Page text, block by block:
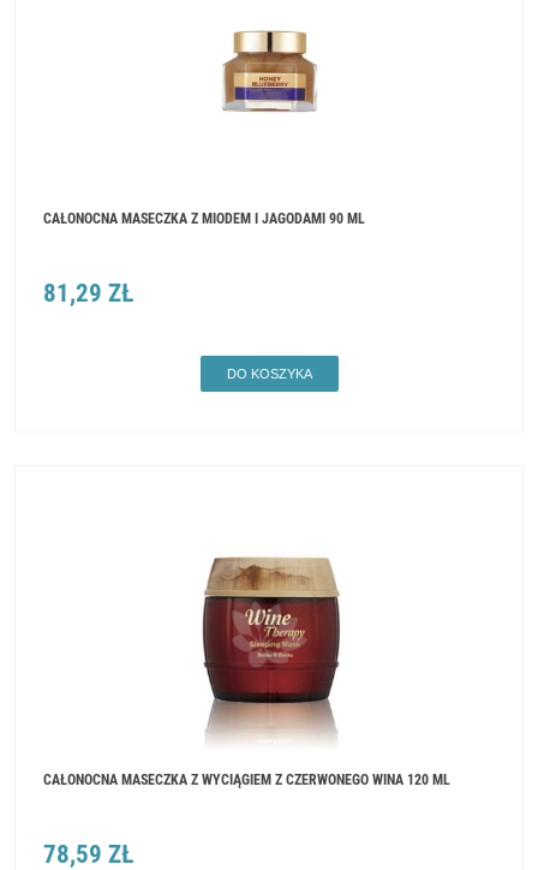
CAŁONOCNA MASECZKA Z MIODEM I JAGODAMI 90 ML
81,29 ZŁ
DO KOSZYKA
CAŁONOCNA MASECZKA Z WYCIĄGIEM Z CZERWONEGO WINA 120 ML
78,59 ZŁ